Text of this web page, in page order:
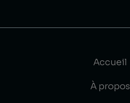
Accueil
À propos